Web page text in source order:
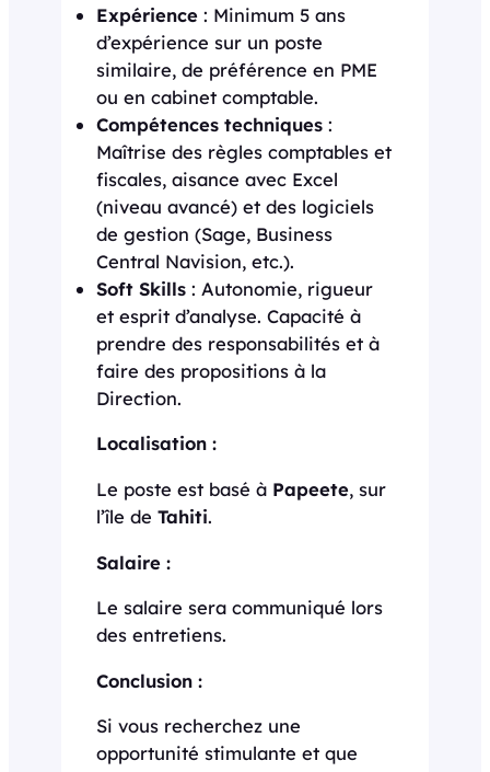
Expérience : Minimum 5 ans
d’expérience sur un poste
similaire, de préférence en PME
ou en cabinet comptable.
Compétences techniques :
Maîtrise des règles comptables et
fiscales, aisance avec Excel
(niveau avancé) et des logiciels
de gestion (Sage, Business
Central Navision, etc.).
Soft Skills : Autonomie, rigueur
et esprit d’analyse. Capacité à
prendre des responsabilités et à
faire des propositions à la
Direction.
Localisation :
Le poste est basé à Papeete, sur
l’île de Tahiti.
Salaire :
Le salaire sera communiqué lors
des entretiens.
Conclusion :
Si vous recherchez une
opportunité stimulante et que